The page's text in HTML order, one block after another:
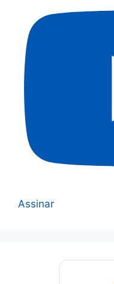
Assinar